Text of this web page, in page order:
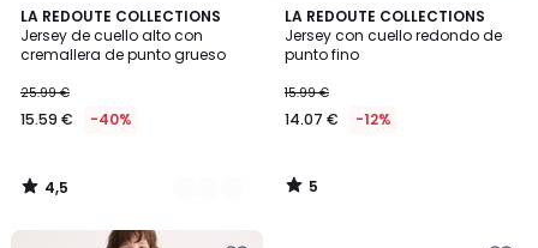
LA REDOUTE COLLECTIONS
Jersey de cuello alto con
cremallera de punto grueso
€
en
de
25.99
25.99 €
15.59 € -40%
4,5
/ 5
2
Colores
4,5
/
LA REDOUTE COLLECTIONS
Jersey con cuello redondo de
punto fino
15.99 €
14.07 € -12%
5
/
5
5
/